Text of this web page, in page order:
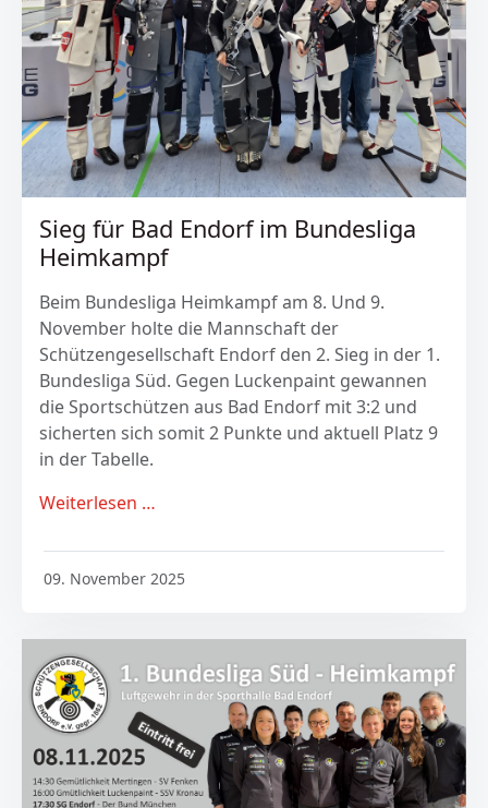
Sieg für Bad Endorf im Bundesliga
Heimkampf
Beim Bundesliga Heimkampf am 8. Und 9.
November holte die Mannschaft der
Schützengesellschaft Endorf den 2. Sieg in der 1.
Bundesliga Süd. Gegen Luckenpaint gewannen
die Sportschützen aus Bad Endorf mit 3:2 und
sicherten sich somit 2 Punkte und aktuell Platz 9
in der Tabelle.
Weiterlesen …
09. November 2025